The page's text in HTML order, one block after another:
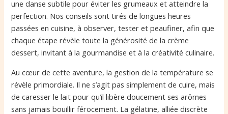
une danse subtile pour éviter les grumeaux et atteindre la
perfection. Nos conseils sont tirés de longues heures
passées en cuisine, à observer, tester et peaufiner, afin que
chaque étape révèle toute la générosité de la crème
dessert, invitant à la gourmandise et à la créativité culinaire.
Au cœur de cette aventure, la gestion de la température se
révèle primordiale. Il ne s’agit pas simplement de cuire, mais
de caresser le lait pour qu’il libère doucement ses arômes
sans jamais bouillir férocement. La gélatine, alliée discrète